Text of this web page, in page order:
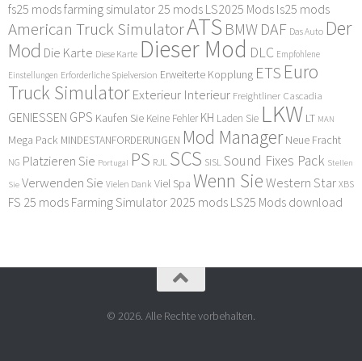
fs25 modsfarming simulator 25 mods LS2025 Mods ls25 mods
American Truck SimulatorATS BMW DAF Das Auto Der
Mod Die Karte Diese Karte Dieser Mod DLC Empfohlene
Einstellungen Erforderliche Spielversion Erweiterte Kopplung ETS Euro
Truck Simulator Exterieur Interieur Freightliner Cascadia
GENIESSEN GPS Kaufen Sie Keine Fehler KH Laden Sie LKW LT MAN
Mega Pack MINDESTANFORDERUNGEN Mod Manager Neue Fracht
NG Platzieren Sie Portugal PS RJL SCS SISL Sound Fixes Pack Stellen
Sie Verwenden Sie Vielen Dank Viel Spa Wenn Sie Western Star XBS
FS 25 mods Farming Simulator 2025 mods LS25 Mods download
© 2026. Alle Rechte vorbehalten.